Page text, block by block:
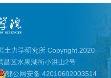
土力学研究所 Copyright.2020
昌区水果湖街小洪山2号
鄂公网安备 42010602003514